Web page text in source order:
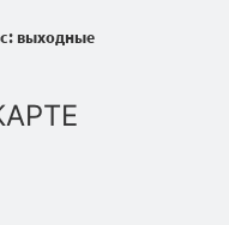
выходные